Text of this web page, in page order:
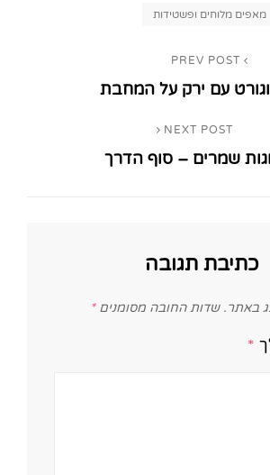
מאפים מלוחים ופשטידות
PREV POST
עם ירק על המחבת
NEXT POST
שמרים – סוף הדרך
כתיבת תגובה
באתר. שדות החובה מסומנים*
*